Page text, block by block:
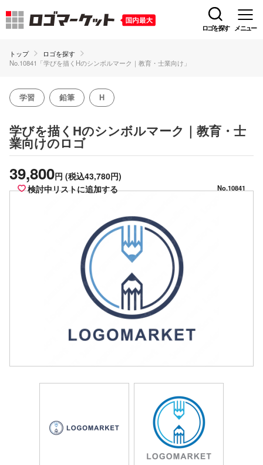
ロゴを探す メニュー
トップ
ロゴを探す
No.10841「学びを描くHのシンボルマーク｜教育・士業向け」
学習 鉛筆 H
学びを描くHのシンボルマーク｜教育・士
業向けのロゴ
39,800円 (税込43,780円)
検討中リストに追加する
No.10841